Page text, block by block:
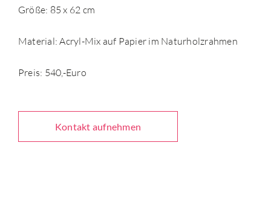
Größe: 85 x 62 cm
Material: Acryl-Mix auf Papier im Naturholzrahmen
Preis: 540,-Euro
Kontakt aufnehmen